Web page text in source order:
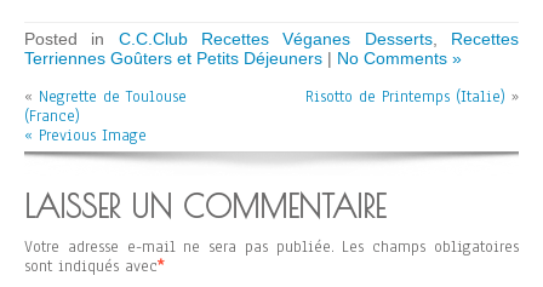
Posted in C.C.Club Recettes Véganes Desserts, Recettes
Terriennes Goûters et Petits Déjeuners | No Comments »
« Negrette de Toulouse
(France)
Risotto de Printemps (Italie) »
« Previous Image
LAISSER UN COMMENTAIRE
Votre adresse e-mail ne sera pas publiée. Les champs obligatoires
sont indiqués avec*